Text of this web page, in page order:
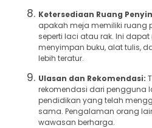
Ketersediaan Ruang
apakah meja memiliki ruang
seperti laci atau rak. Ini
menyimpan buku, alat tulis,
lebih teratur.
Ulasan dan Rekomendasi:
rekomendasi dari pengguna
pendidikan yang telah
sama. Pengalaman orang
wawasan berharga.